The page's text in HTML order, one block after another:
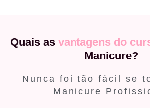
Quais as vantagens do
Manicure?
Nunca foi tão fácil se
Manicure